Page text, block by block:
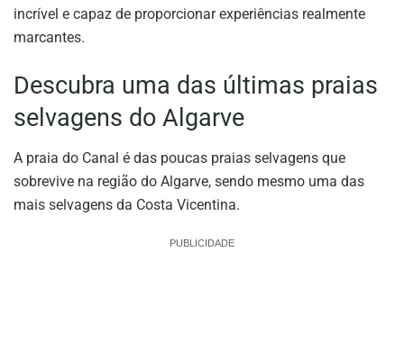
incrível e capaz de proporcionar experiências realmente
marcantes.
Descubra uma das últimas praias
selvagens do Algarve
A praia do Canal é das poucas praias selvagens que
sobrevive na região do Algarve, sendo mesmo uma das
mais selvagens da Costa Vicentina.
PUBLICIDADE